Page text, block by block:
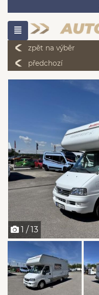
zpět na výběr
předchozí
1 / 13